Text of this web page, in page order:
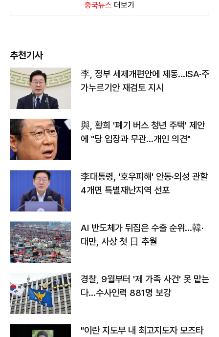
중국뉴스 더보기
추천기사
李, 정부 세제개편안에 제동…ISA·주
가누르기안 재검토 지시
與, 황희 '폐기 버스 청년 주택' 제안
에 "당 입장과 무관…개인 의견"
李대통령, '호우피해' 안동·의성 관할
4개면 특별재난지역 선포
AI 반도체가 뒤집은 수출 순위…韓·
대만, 사상 첫 日 추월
경찰, 9월부터 '제 가족 사건' 못 맡는
다…수사인력 881명 보강
"이란 지도부 내 최고지도자 모즈타